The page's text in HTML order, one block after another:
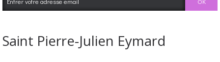
Saint Pierre-Julien Eymard